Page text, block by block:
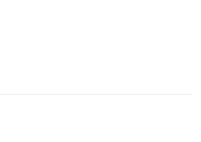
）为首的海盗团伙夺取。在1983 年，年幼
逃往韩国寻求政治庇护，却被韩国政府拒之
联系，后来信成为海盗，对韩国的仇恨与日
挟制核舰艇事件。 多年来信一直在寻找姐姐
细后，派出海军高级军官姜世宗（李政宰
线报姜世宗探得明珠现在俄罗斯境内，在接